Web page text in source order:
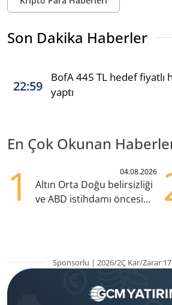
Son Dakika Haberler
22:59
BofA 445 TL hedef fiyatlı
yaptı
En Çok Okunan
1 04.08.2026
Altın Orta Doğu belirsizliği
ve ABD istihdamı öncesi
Sponsorlu | 2026/2Ç Kar/Zarar